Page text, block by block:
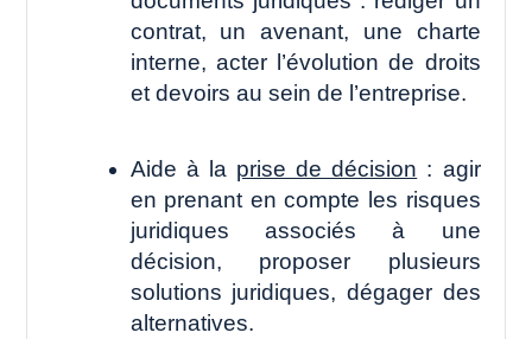
contrat, un avenant, une charte
interne, acter l’évolution de droits
et devoirs au sein de l’entreprise.
Aide à la prise de décision : agir
en prenant en compte les risques
juridiques associés à une
décision, proposer plusieurs
solutions juridiques, dégager des
alternatives.